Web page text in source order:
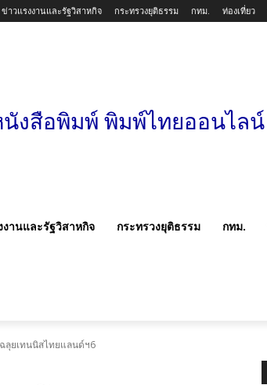
ข่าวแรงงานและรัฐวิสาหกิจ กระทรวงยุติธรรม กทม. ท่องเที่ยว
งสือพิมพ์ พิมพ์ไทยออนไลน์
งานและรัฐวิสาหกิจ กระทรวงยุติธรรม กทม.
ลุยเทนนิสไทยแลนด์ฯ6